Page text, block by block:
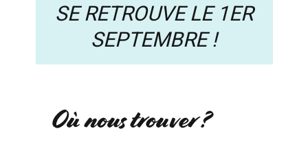
SE RETROUVE LE 1ER
SEPTEMBRE !
Où nous trouver ?